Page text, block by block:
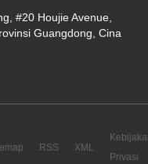
#20 Houjie Avenue,
Guangdong, Cina
RSS XML
Privasi